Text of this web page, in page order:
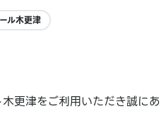
ル木更津
更津をご利用いただき誠にあ